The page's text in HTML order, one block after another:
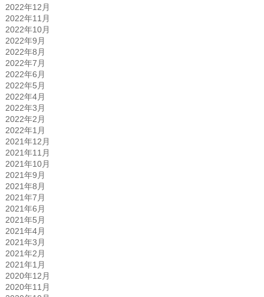
2022年12月
2022年11月
2022年10月
2022年9月
2022年8月
2022年7月
2022年6月
2022年5月
2022年4月
2022年3月
2022年2月
2022年1月
2021年12月
2021年11月
2021年10月
2021年9月
2021年8月
2021年7月
2021年6月
2021年5月
2021年4月
2021年3月
2021年2月
2021年1月
2020年12月
2020年11月